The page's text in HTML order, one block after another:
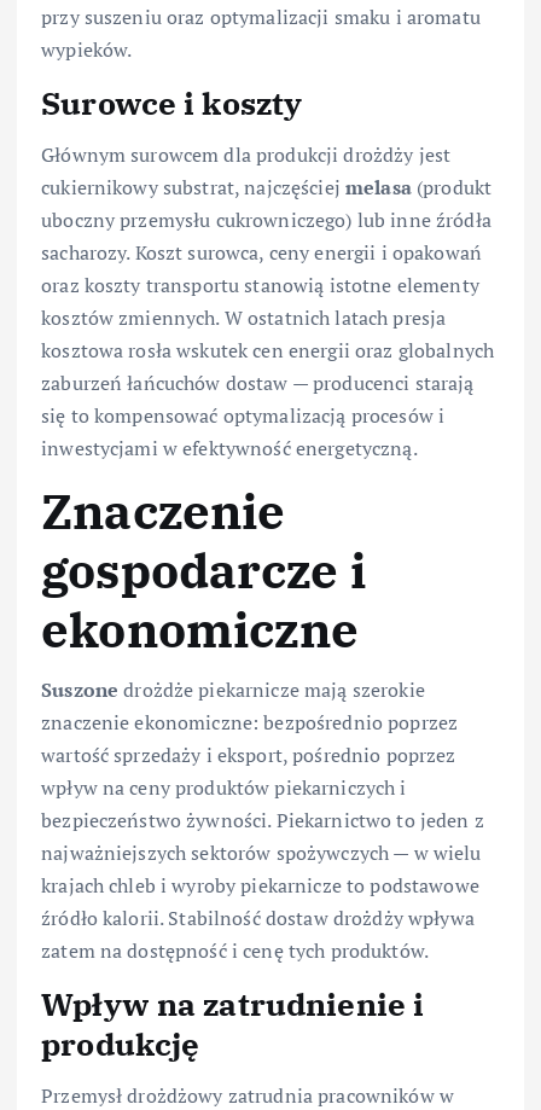
przy suszeniu oraz optymalizacji smaku i aromatu
wypieków.
Surowce i koszty
Głównym surowcem dla produkcji drożdży jest
cukiernikowy substrat, najczęściejmelasa(produkt
uboczny przemysłu cukrowniczego) lub inne źródła
sacharozy. Koszt surowca, ceny energii i opakowań
oraz koszty transportu stanowią istotne elementy
kosztów zmiennych. W ostatnich latach presja
kosztowa rosła wskutek cen energii oraz globalnych
zaburzeń łańcuchów dostaw — producenci starają
się to kompensować optymalizacją procesów i
inwestycjami w efektywność energetyczną.
Znaczenie
gospodarcze i
ekonomiczne
Suszone drożdże piekarnicze mają szerokie
znaczenie ekonomiczne: bezpośrednio poprzez
wartość sprzedaży i eksport, pośrednio poprzez
wpływ na ceny produktów piekarniczych i
bezpieczeństwo żywności. Piekarnictwo to jeden z
najważniejszych sektorów spożywczych — w wielu
krajach chleb i wyroby piekarnicze to podstawowe
źródło kalorii. Stabilność dostaw drożdży wpływa
zatem na dostępność i cenę tych produktów.
Wpływ na zatrudnienie i
produkcję
Przemysł drożdżowy zatrudnia pracowników w